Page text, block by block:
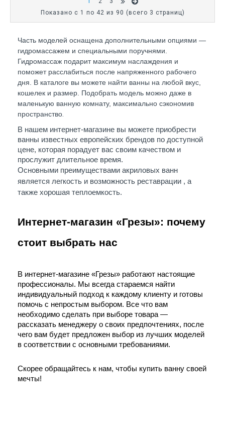
Часть моделей оснащена дополнительными опциями —
гидромассажем и специальными поручнями.
Гидромассаж подарит максимум наслаждения и
поможет расслабиться после напряженного рабочего
дня. В каталоге вы можете найти ванны на любой вкус,
кошелек и размер. Подобрать модель можно даже в
маленькую ванную комнату, максимально сэкономив
пространство
В нашем интернет-магазине вы можете приобрести
ванны известных европейских брендов по доступной
цене, которая порадует вас своим качеством и
прослужит длительное время.
Основными преимуществами акриловых ванн
является легкость и возможность реставрации , а
также хорошая теплоемкость.
Интернет-магазин «Грезы»: почему
стоит выбрать нас
профессионалы
индивидуальный подход к каждому клиенту и готовы
помочь с непростым выбором. Все что вам
необходимо сделать при выборе товара —
рассказать менеджеру о своих предпочтениях, после
чего вам будет предложен выбор из лучших моделей
в соответствии с основными требованиями.
Скорее обращайтесь к нам, чтобы купить ванну своей
мечты!
Показано с 1 по 42 из 90 (всего 3 страниц)